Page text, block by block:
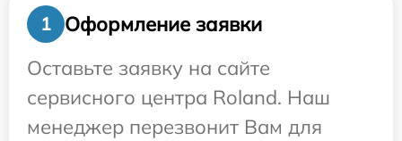
1
Оформление заявки
Оставьте заявку на сайте
сервисного центра Roland. Наш
менеджер перезвонит Вам для